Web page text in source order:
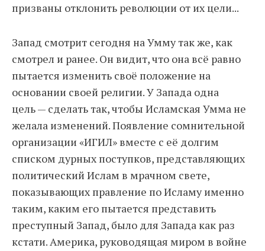
призваны отклонить революции от их цели...
Запад смотрит сегодня на Умму так же, как
смотрел и ранее. Он видит, что она всё равно
пытается изменить своё положение на
основании своей религии. У Запада одна
цель — сделать так, чтобы Исламская Умма не
желала изменений. Появление сомнительной
организации «ИГИЛ» вместе с её долгим
списком дурных поступков, представляющих
политический Ислам в мрачном свете,
показывающих правление по Исламу именно
таким, каким его пытается представить
преступный Запад, было для Запада как раз
кстати. Америка, руководящая миром в войне